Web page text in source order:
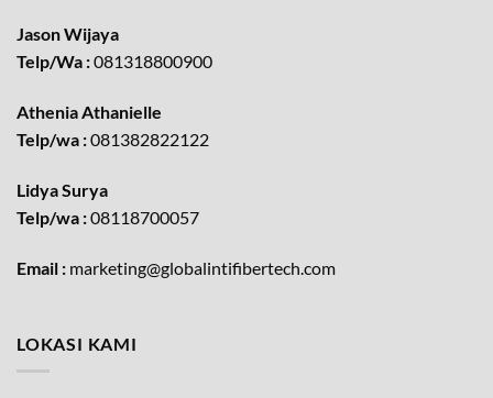
Jason Wijaya
Telp/Wa :081318800900
Athenia Athanielle
Telp/wa :081382822122
Lidya Surya
Telp/wa :08118700057
Email : marketing@globalintifibertech.com
LOKASI KAMI